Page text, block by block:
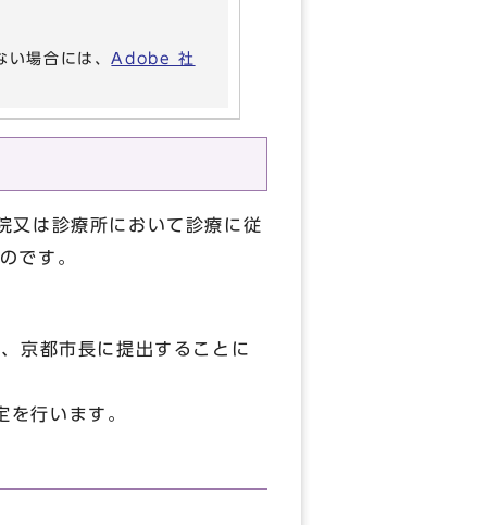
い場合には、Adobe 社
又は診療所において診療に従
です。
京都市長に提出することに
行います。